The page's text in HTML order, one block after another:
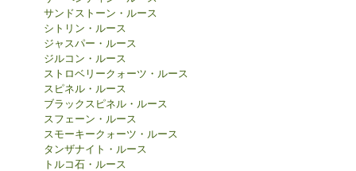
サンドストーン・ルース
シトリン・ルース
ジャスパー・ルース
ジルコン・ルース
ストロベリークォーツ・ルース
スピネル・ルース
ブラックスピネル・ルース
スフェーン・ルース
スモーキークォーツ・ルース
タンザナイト・ルース
トルコ石・ルース